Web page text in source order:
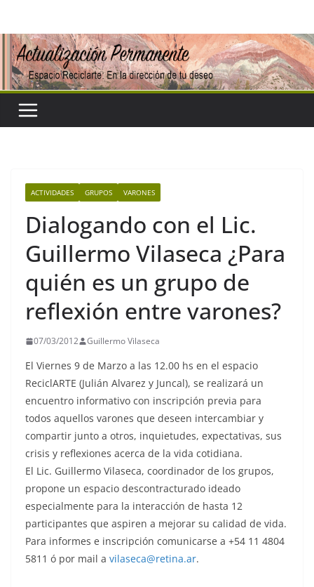
contenido
ACTIVIDADES GRUPOS VARONES
Dialogando con el Lic.
Guillermo Vilaseca ¿Para
quién es un grupo de
reflexión entre varones?
07/03/2012 Guillermo Vilaseca
El Viernes 9 de Marzo a las 12.00 hs en el espacio
ReciclARTE (Julián Alvarez y Juncal), se realizará un
encuentro informativo con inscripción previa para
todos aquellos varones que deseen intercambiar y
compartir junto a otros, inquietudes, expectativas, sus
crisis y reflexiones acerca de la vida cotidiana.
El Lic. Guillermo Vilaseca, coordinador de los grupos,
propone un espacio descontracturado ideado
especialmente para la interacción de hasta 12
participantes que aspiren a mejorar su calidad de vida.
Para informes e inscripción comunicarse a +54 11 4804
5811 ó por mail a vilaseca@retina.ar.